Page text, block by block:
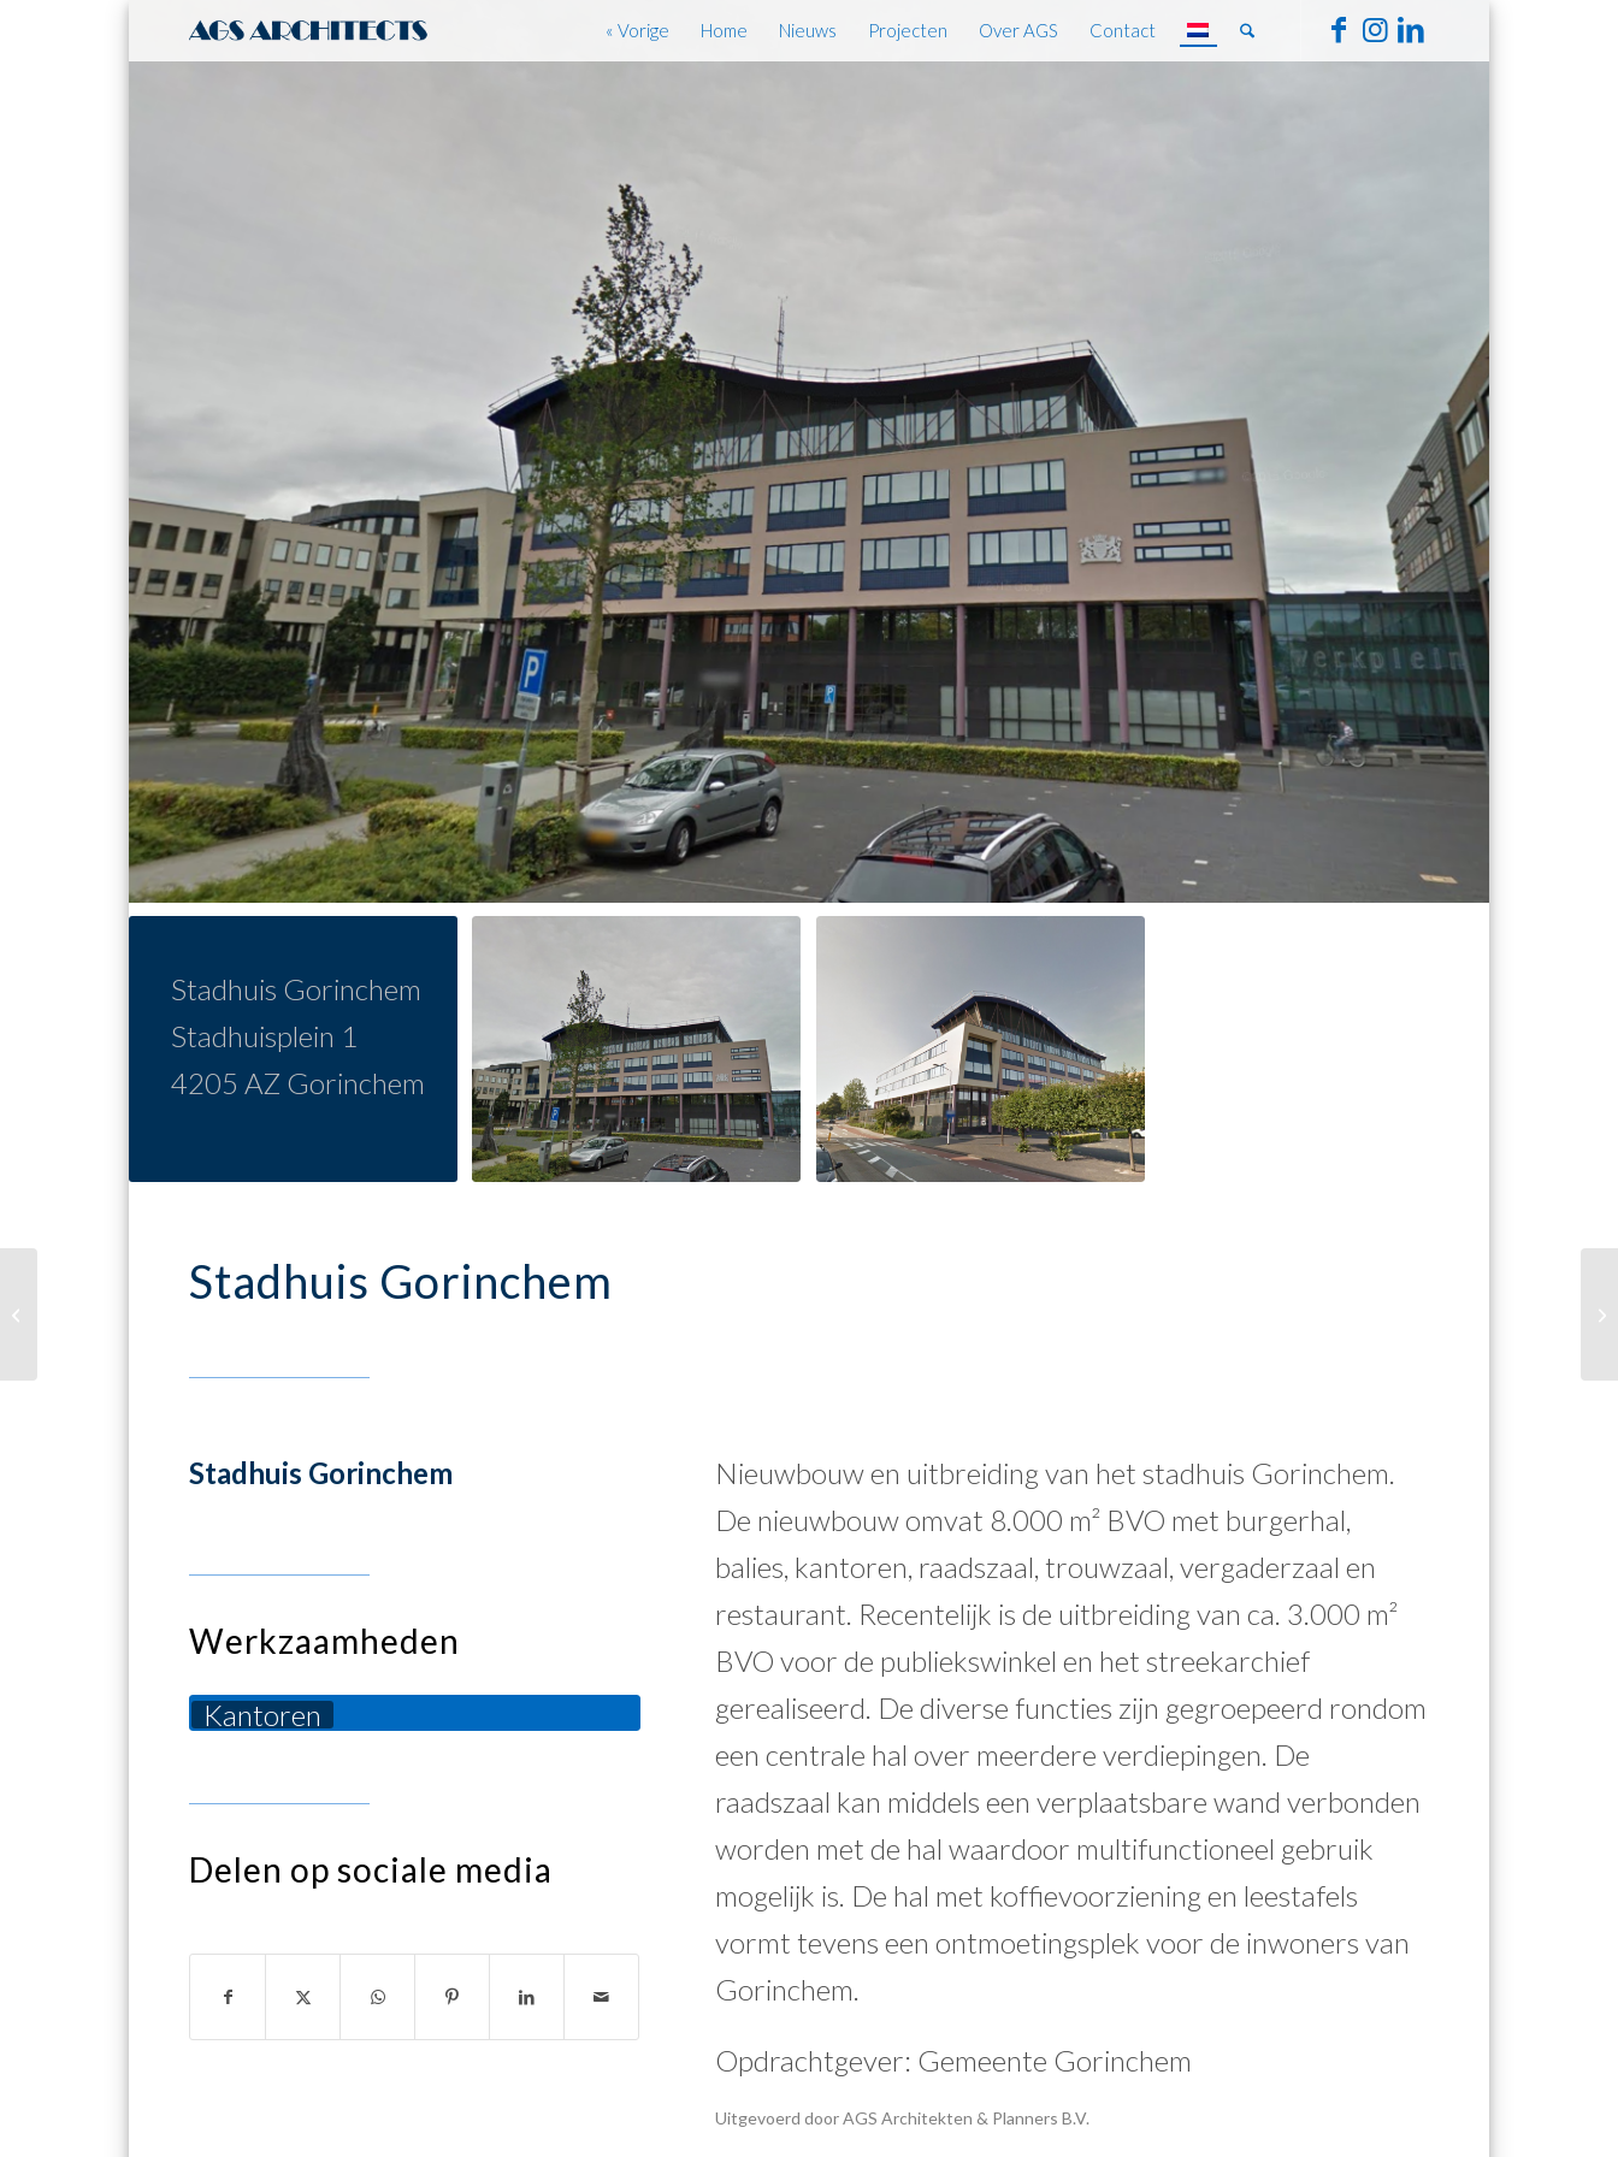
« Vorige Home Nieuws Projecten Over AGS Contact
Stadhuis Gorinchem
Stadhuisplein 1
4205 AZ Gorinchem
Stadhuis Gorinchem
Stadhuis Gorinchem
Werkzaamheden
Kantoren
Delen op sociale media
Nieuwbouw en uitbreiding van het stadhuis Gorinchem.
De nieuwbouw omvat 8.000 m² BVO met burgerhal,
balies, kantoren, raadszaal, trouwzaal, vergaderzaal en
restaurant. Recentelijk is de uitbreiding van ca. 3.000 m²
BVO voor de publiekswinkel en het streekarchief
gerealiseerd. De diverse functies zijn gegroepeerd rondom
een centrale hal over meerdere verdiepingen. De
raadszaal kan middels een verplaatsbare wand verbonden
worden met de hal waardoor multifunctioneel gebruik
mogelijk is. De hal met koffievoorziening en leestafels
vormt tevens een ontmoetingsplek voor de inwoners van
Gorinchem.
Opdrachtgever: Gemeente Gorinchem
Uitgevoerd door AGS Architekten & Planners B.V.